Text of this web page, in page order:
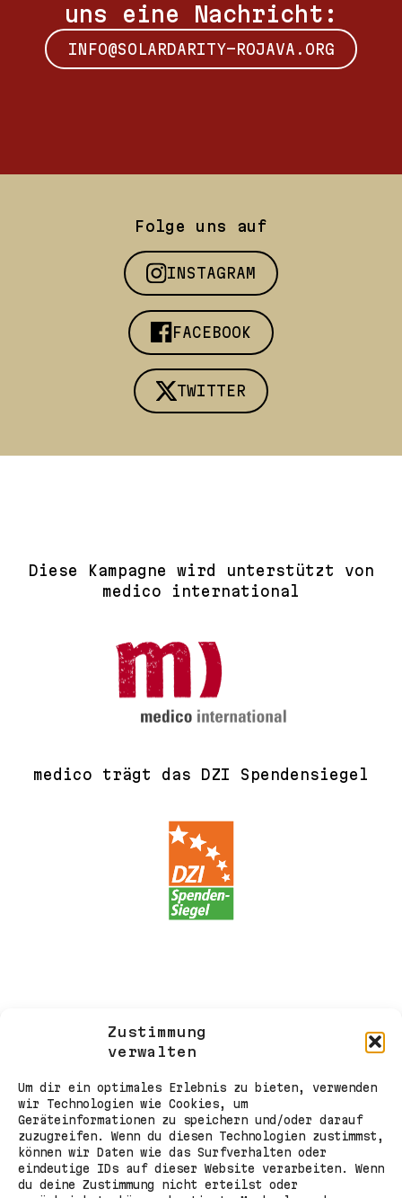
Zustimmung
verwalten
Um dir ein optimales Erlebnis zu bieten, verwenden
wir Technologien wie Cookies, um
Geräteinformationen zu speichern und/oder darauf
zuzugreifen. Wenn du diesen Technologien zustimmst,
können wir Daten wie das Surfverhalten oder
eindeutige IDs auf dieser Website verarbeiten. Wenn
du deine Zustimmung nicht erteilst oder
uns eine Nachricht:
INFO@SOLARDARITY-ROJAVA.ORG
Folge uns auf
INSTAGRAM
FACEBOOK
TWITTER
Diese Kampagne wird unterstützt von
medico international
medico trägt das DZI Spendensiegel